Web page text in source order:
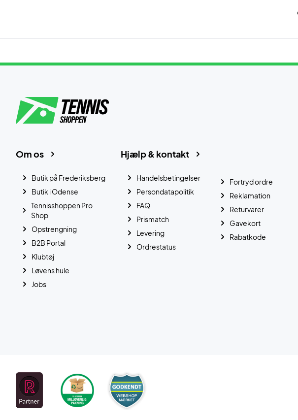
Hjælp & kontakt
Handelsbetingelser
Persondatapolitik
FAQ
Prismatch
Levering
Ordrestatus
Fortryd ordre
Reklamation
Returvarer
Gavekort
Rabatkode
Om os
Butik på Frederiksberg
Butik i Odense
Tennisshoppen Pro
Shop
Opstrengning
B2B Portal
Klubtøj
Løvens hule
Jobs